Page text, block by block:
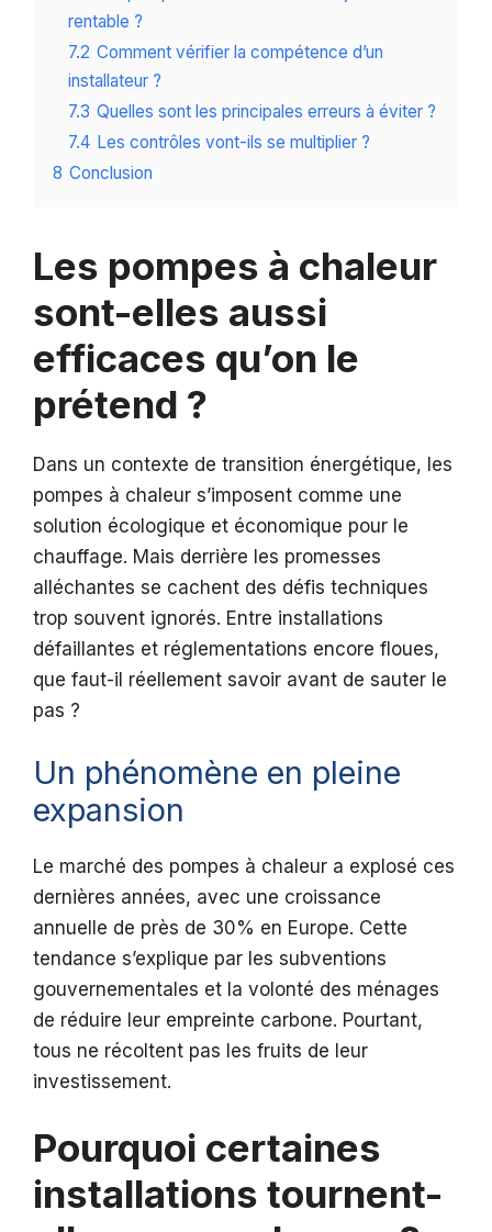
rentable ?
7.2 Comment vérifier la compétence d’un
installateur ?
7.3 Quelles sont les principales erreurs à éviter ?
7.4 Les contrôles vont-ils se multiplier ?
8 Conclusion
Les pompes à chaleur
sont-elles aussi
efficaces qu’on le
prétend ?
Dans un contexte de transition énergétique, les
pompes à chaleur s’imposent comme une
solution écologique et économique pour le
chauffage. Mais derrière les promesses
alléchantes se cachent des défis techniques
trop souvent ignorés. Entre installations
défaillantes et réglementations encore floues,
que faut-il réellement savoir avant de sauter le
pas ?
Un phénomène en pleine
expansion
Le marché des pompes à chaleur a explosé ces
dernières années, avec une croissance
annuelle de près de 30% en Europe. Cette
tendance s’explique par les subventions
gouvernementales et la volonté des ménages
de réduire leur empreinte carbone. Pourtant,
tous ne récoltent pas les fruits de leur
investissement.
Pourquoi certaines
installations tournent-